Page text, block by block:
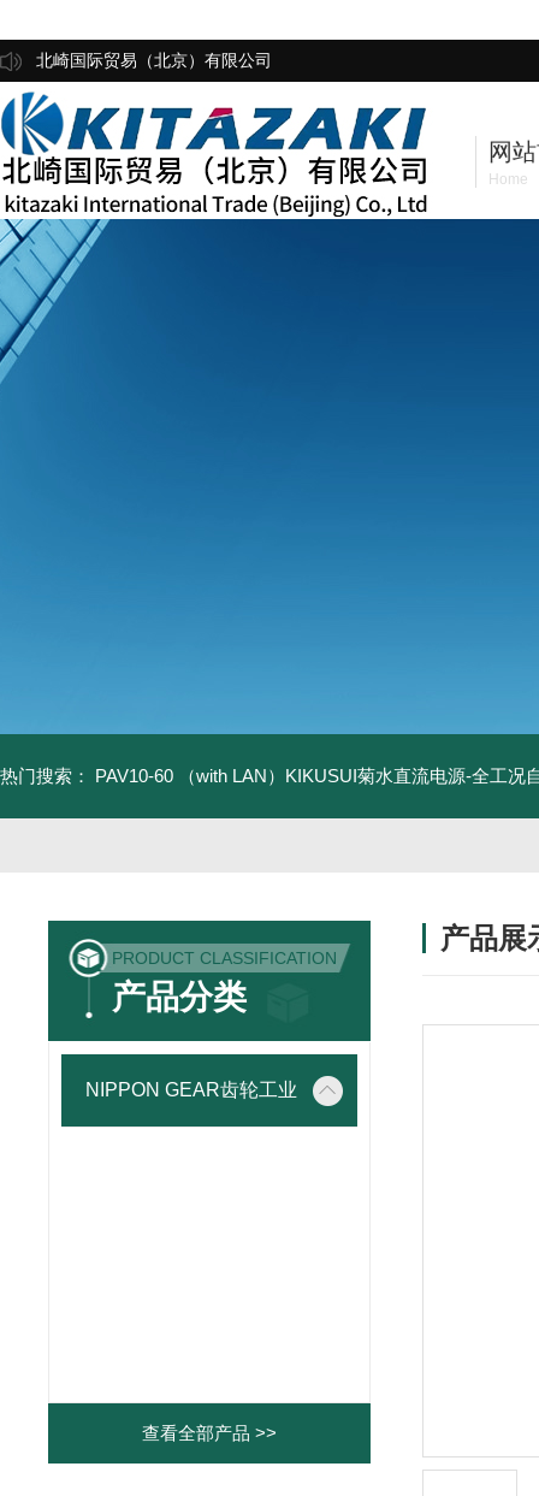
北崎国际贸易（北京）有限公司
网
Home
热门搜索： PAV10-60 （with LAN）KIKUSUI菊水直流电源-全工况
PRODUCT CLASSIFICATION
产品分类
NIPPON GEAR齿轮工业
查看全部产品 >>
产品展